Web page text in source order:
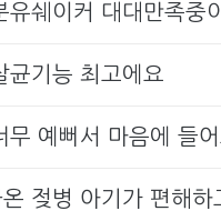
유쉐이커 대대만족중
균기능 최고에요
무 예뻐서 마음에 들
온 젖병 아기가 편해